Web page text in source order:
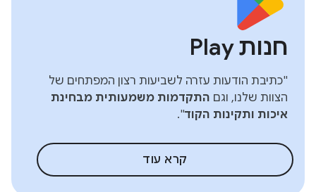
חנות Play
"כתיבת הודעות עזרה לשביעות רצון המפתחים של
הצוות שלנו, וגם התקדמות משמעותית מבחינת
איכות ותקינות הקוד".
קרא עוד